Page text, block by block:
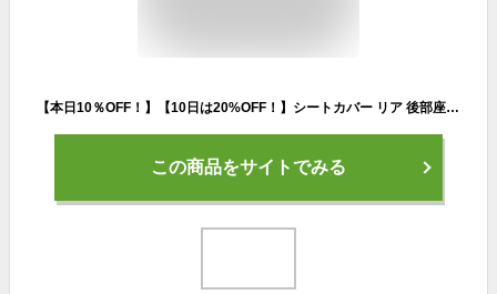
【本日10％OFF！】【10日は20%OFF！】シートカバー リア 後部座席用 防水 ペットシート [1枚] 防汚 ペット 犬 汚れ 部活 雨 シート 新車 ペットシート 新型 NBOX N-BOX JF5 JF6 [2]
この商品をサイトでみる